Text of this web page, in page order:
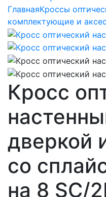
ГлавнаяКроссы
комплектующие и
Кросс
дверкой
со
на 8 SC/